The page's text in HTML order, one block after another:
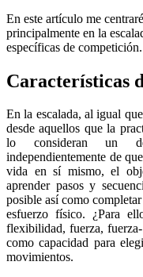
En este artículo me
principalmente en la
específicas de competición.
Características
En la escalada, al igual
desde aquellos que la
lo consideran un
independientemente de
vida en sí mismo, el
aprender pasos y
posible así como
esfuerzo físico. ¿Para
flexibilidad, fuerza,
como capacidad para
movimientos.